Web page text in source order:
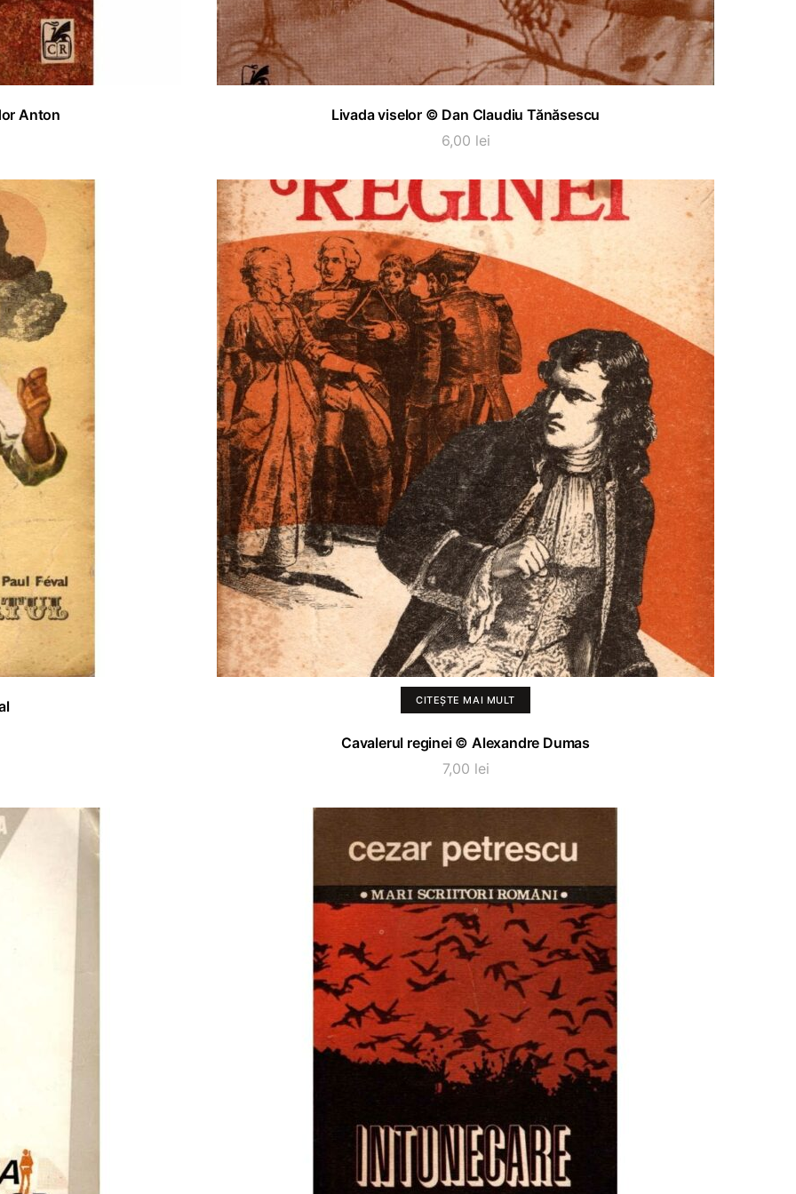
Anton
ADAUGĂ ÎN COȘ
Livada viselor © Dan Claudiu Tănăsescu
6,00 lei
CITEȘTE MAI MULT
Cavalerul reginei © Alexandre Dumas
7,00 lei